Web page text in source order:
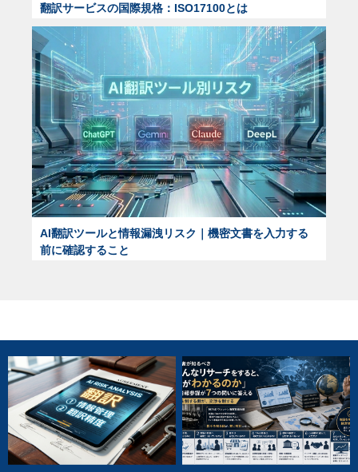
翻訳サービスの国際規格：ISO17100とは
AI翻訳ツールと情報漏洩リスク｜機密文書を入力する
前に確認すること